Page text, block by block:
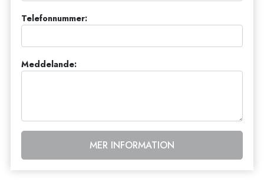
Telefonnummer:
Meddelande:
MER INFORMATION